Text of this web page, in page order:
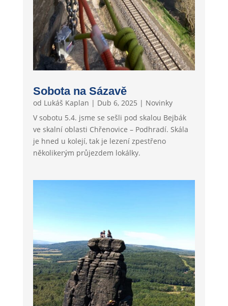
Sobota na Sázavě
od Lukáš Kaplan | Dub 6, 2025 | Novinky
V sobotu 5.4. jsme se sešli pod skalou Bejbák
ve skalní oblasti Chřenovice – Podhradí. Skála
je hned u kolejí, tak je lezení zpestřeno
několikerým průjezdem lokálky.